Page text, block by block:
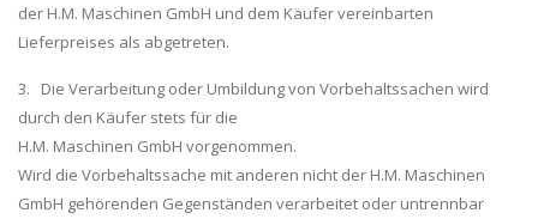
der H.M. Maschinen GmbH und dem Käufer vereinbarten
Lieferpreises als abgetreten.
3. Die Verarbeitung oder Umbildung von Vorbehaltssachen wird
durch den Käufer stets für die
H.M. Maschinen GmbH vorgenommen.
Wird die Vorbehaltssache mit anderen nicht der H.M. Maschinen
GmbH gehörenden Gegenständen verarbeitet oder untrennbar